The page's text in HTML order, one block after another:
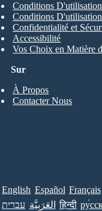
Sur
À Propos
Contacter Nous
Conditions D'utilisation
Conditions D'utilisation
Confidentialité et
Accessibilité
Vos Choix en Matière
English Español Français
עברית العَرَبِيَّة हिन्दी